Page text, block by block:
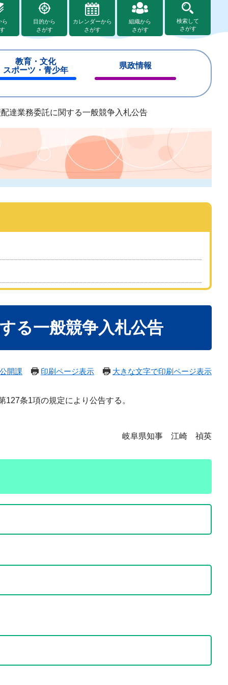
ら
目的から
さがす
カレンダーから
さがす
組織から
さがす
検索して
さがす
教育・文化
スポーツ・青少年
県政情報
じ
る
達業務委託に関する一般競争入札公告
る一般競争入札公告
開課 印刷ページ表示 大きな文字で印刷ページ表示
条1項の規定により公告する。
岐阜県知事 江崎 禎英